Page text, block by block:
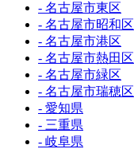
- 名古屋市東区
- 名古屋市昭和区
- 名古屋市港区
- 名古屋市熱田区
- 名古屋市緑区
- 名古屋市瑞穂区
- 愛知県
- 三重県
- 岐阜県